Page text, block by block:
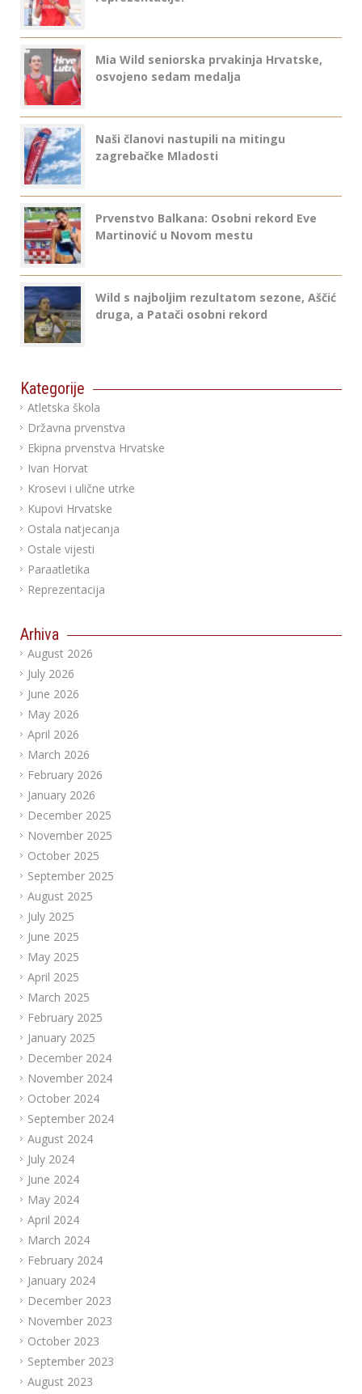
Mia Wild seniorska prvakinja Hrvatske,
osvojeno sedam medalja
Naši članovi nastupili na mitingu
zagrebačke Mladosti
Prvenstvo Balkana: Osobni rekord Eve
Martinović u Novom mestu
Wild s najboljim rezultatom sezone, Aščić
druga, a Patači osobni rekord
Kategorije
Atletska škola
Državna prvenstva
Ekipna prvenstva Hrvatske
Ivan Horvat
Krosevi i ulične utrke
Kupovi Hrvatske
Ostala natjecanja
Ostale vijesti
Paraatletika
Reprezentacija
Arhiva
August 2026
July 2026
June 2026
May 2026
April 2026
March 2026
February 2026
January 2026
December 2025
November 2025
October 2025
September 2025
August 2025
July 2025
June 2025
May 2025
April 2025
March 2025
February 2025
January 2025
December 2024
November 2024
October 2024
September 2024
August 2024
July 2024
June 2024
May 2024
April 2024
March 2024
February 2024
January 2024
December 2023
November 2023
October 2023
September 2023
August 2023